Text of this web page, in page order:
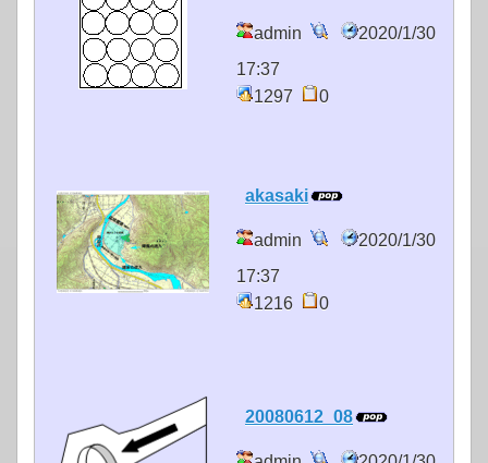
admin
2020/1/30
17:37
1297
0
akasaki
admin
2020/1/30
17:37
1216
0
20080612_08